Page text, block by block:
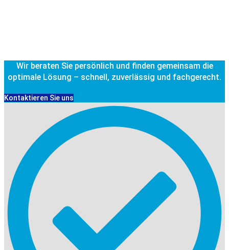
Wir beraten Sie persönlich und finden gemeinsam die
optimale Lösung – schnell, zuverlässig und fachgerecht.
Kontaktieren Sie uns